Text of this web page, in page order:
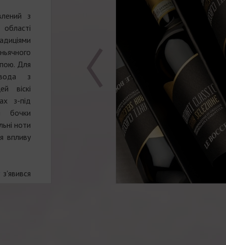
з
Для
вода з
віскі
з-під
бочки
ноти
впливу